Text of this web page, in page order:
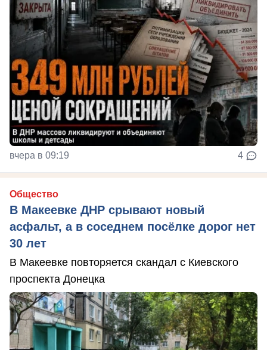
вчера в 09:19 4
Общество
В Макеевке ДНР срывают новый
асфальт, а в соседнем посёлке дорог нет
30 лет
В Макеевке повторяется скандал с Киевского
проспекта Донецка